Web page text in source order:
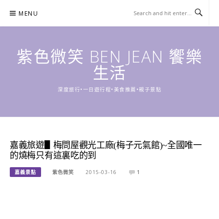
content
MENU
紫色微笑 BEN JEAN 饗樂
生活
深度旅行•一日遊行程•美食推薦•親子景點
嘉義旅遊▋梅問屋觀光工廠(梅子元氣館)~全國唯一
的燒梅只有這裏吃的到
嘉義景點 紫色微笑 2015-03-16 1